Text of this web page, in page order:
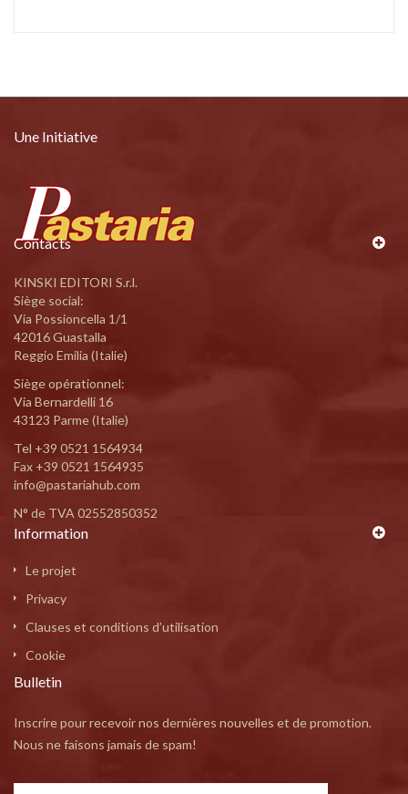
Une Initiative
Contacts
KINSKI EDITORI S.r.l.
Siège social:
Via Possioncella 1/1
42016 Guastalla
Reggio Emilia (Italie)
Siège opérationnel:
Via Bernardelli 16
43123 Parme (Italie)
Tel +39 0521 1564934
Fax +39 0521 1564935
info@pastariahub.com
N° de TVA 02552850352
Information
Le projet
Privacy
Clauses et conditions d’utilisation
Cookie
Bulletin
Inscrire pour recevoir nos dernières nouvelles et de promotion.
Nous ne faisons jamais de spam!